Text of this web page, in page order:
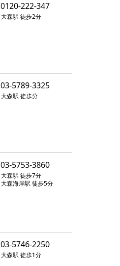
0120-222-347
大森駅 徒歩2分
03-5789-3325
大森駅 徒歩分
03-5753-3860
大森駅 徒歩7分
大森海岸駅 徒歩5分
03-5746-2250
大森駅 徒歩1分